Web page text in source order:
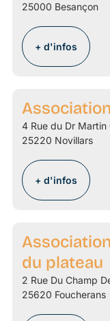
25000 Besançon
+ d'infos
4 Rue du Dr Martin
25220 Novillars
+ d'infos
du plateau
2 Rue Du Champ
25620 Foucherans